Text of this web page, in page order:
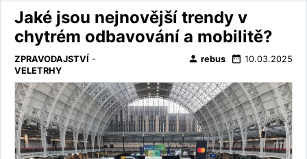
Jaké jsou nejnovější trendy v
chytrém odbavování a mobilitě?
ZPRAVODAJSTVÍ -
VELETRHY
person rebus date_range 10.03.2025